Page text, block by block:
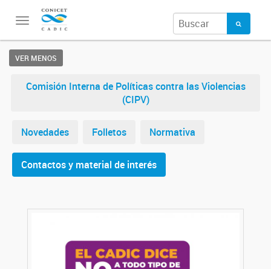
Toggle
VER MENOS
Comisión Interna de Políticas contra las Violencias
(CIPV)
Novedades Folletos Normativa
Contactos y material de interés